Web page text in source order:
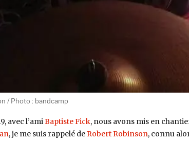
/ Photo : bandcamp
avec l’amiBaptiste Fick, nous avons mis en
, je me suis rappelé deRobert Robinson, connu